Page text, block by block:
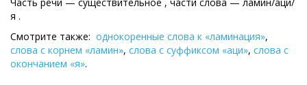
я .
Смотрите также: однокоренные слова к «ламинация»,
слова с корнем «ламин», слова с суффиксом «аци», слова с
окончанием «я».